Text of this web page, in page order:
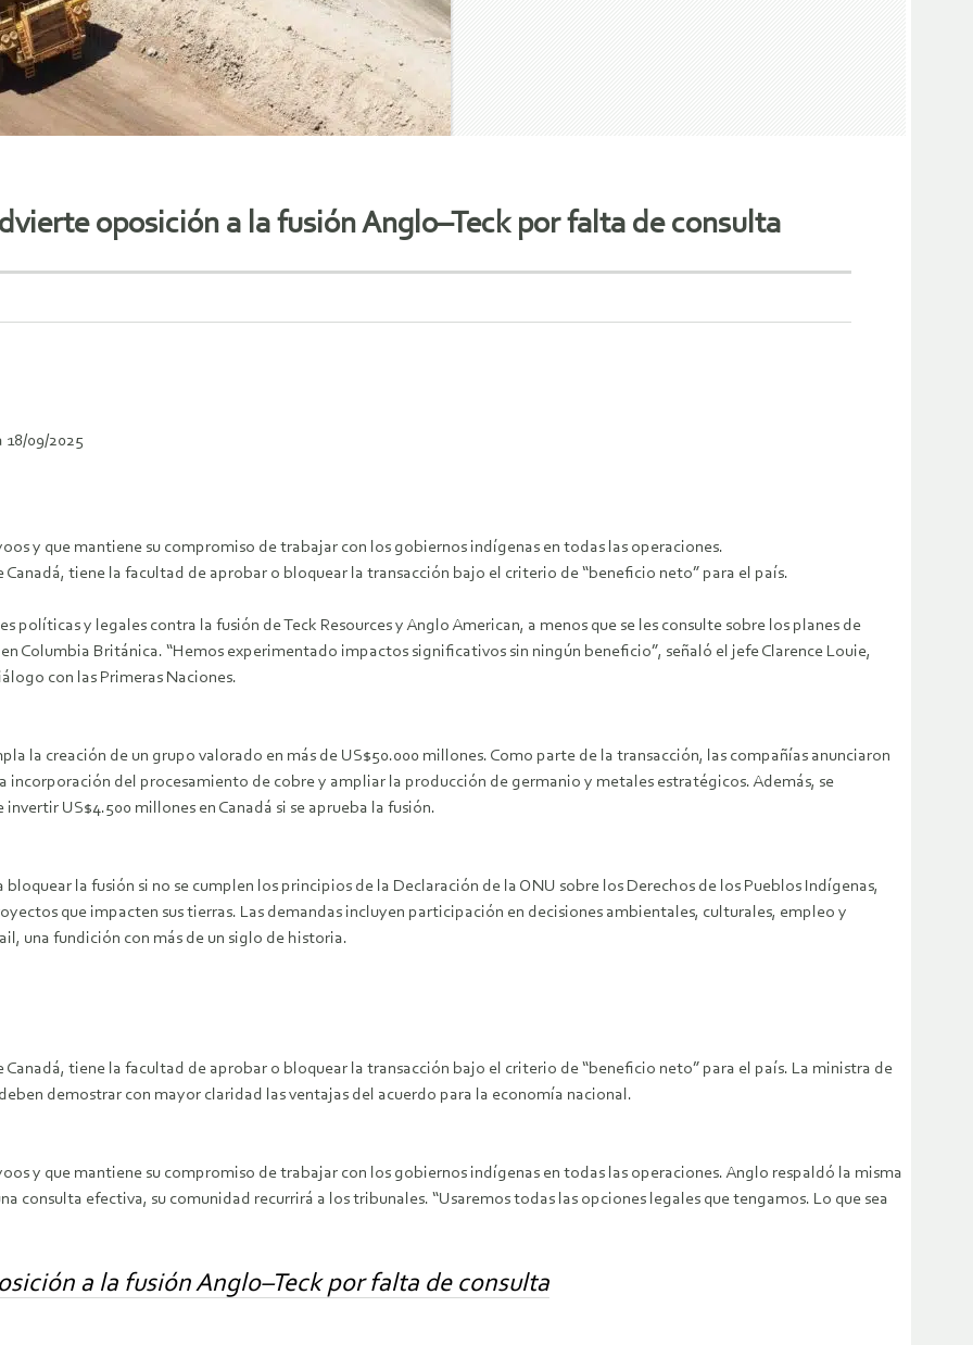
oposición a la fusión Anglo–Teck por falta de consulta
18/09/2025
y que mantiene su compromiso de trabajar con los gobiernos indígenas en todas las operaciones.
Canadá, tiene la facultad de aprobar o bloquear la transacción bajo el criterio de “beneficio neto” para el país.
políticas y legales contra la fusión de Teck Resources y Anglo American, a menos que se les consulte sobre los planes de
Columbia Británica. “Hemos experimentado impactos significativos sin ningún beneficio”, señaló el jefe Clarence Louie,
con las Primeras Naciones.
la creación de un grupo valorado en más de US$50.000 millones. Como parte de la transacción, las compañías anunciaron
incorporación del procesamiento de cobre y ampliar la producción de germanio y metales estratégicos. Además, se
US$4.500 millones en Canadá si se aprueba la fusión.
la fusión si no se cumplen los principios de la Declaración de la ONU sobre los Derechos de los Pueblos Indígenas,
que impacten sus tierras. Las demandas incluyen participación en decisiones ambientales, culturales, empleo y
una fundición con más de un siglo de historia.
Canadá, tiene la facultad de aprobar o bloquear la transacción bajo el criterio de “beneficio neto” para el país. La ministra de
demostrar con mayor claridad las ventajas del acuerdo para la economía nacional.
y que mantiene su compromiso de trabajar con los gobiernos indígenas en todas las operaciones. Anglo respaldó la misma
consulta efectiva, su comunidad recurrirá a los tribunales. “Usaremos todas las opciones legales que tengamos. Lo que sea
a la fusión Anglo–Teck por falta de consulta